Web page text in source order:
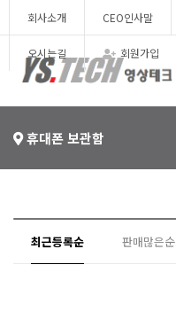
회사소개 CEO인사말
오시는길 회원가입
휴대폰 보관함
최근등록순 판매많은순